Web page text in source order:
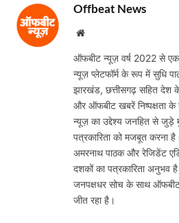
Offbeat News
Website
ऑफबीट न्यूज़ वर्ष 2022 से
न्यूज़ प्लेटफॉर्म के रूप में सुधि
झारखंड, छत्तीसगढ़ सहित देश के
और ऑफबीट खबरें निष्पक्षता
न्यूज़ का उद्देश्य जनहित से जुड़े
पत्रकारिता को मजबूत करना
अमरनाथ पाठक और रेजिडेंट
दशकों का पत्रकारिता अनुभव
जनपक्षधर सोच के साथ ऑफबीट
जीत रहा है।